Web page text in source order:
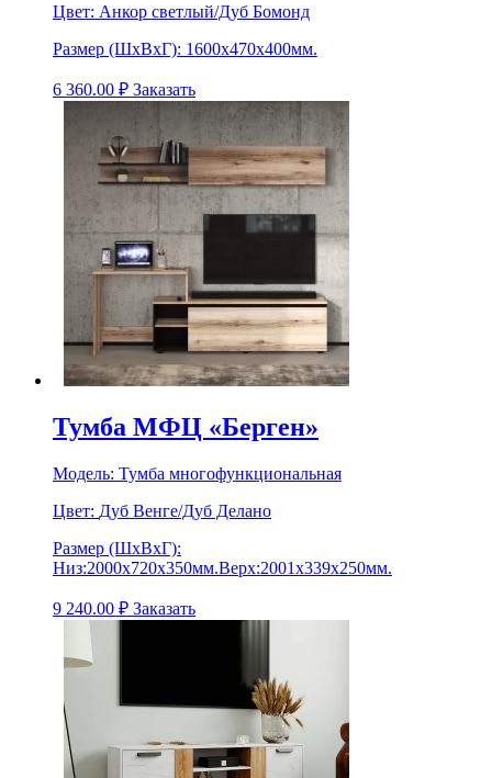
Цвет: Анкор светлый/Дуб Бомонд
Размер (ШхВхГ): 1600х470х400мм.
6 360.00 ₽ Заказать
Тумба МФЦ «Берген»
Модель: Тумба многофункциональная
Цвет: Дуб Венге/Дуб Делано
Размер (ШхВхГ):
Низ:2000х720х350мм.Верх:2001х339х250мм.
9 240.00 ₽ Заказать